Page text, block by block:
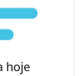
hoje